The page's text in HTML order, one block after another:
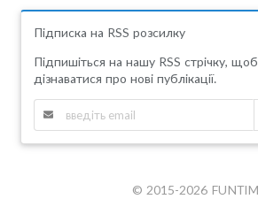
Підписка на RSS розсилку
Підпишіться на нашу RSS стрічку,
дізнаватися про нові публікації.
© 2015-2026